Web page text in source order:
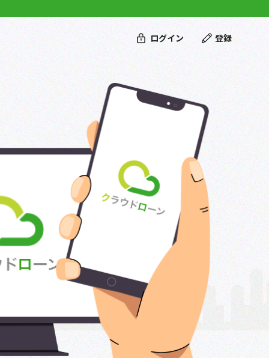
ログイン 登録